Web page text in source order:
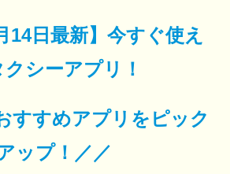
14日最新】 今すぐ使え
クシーアプリ！
すすめアプリをピック
ップ！／／